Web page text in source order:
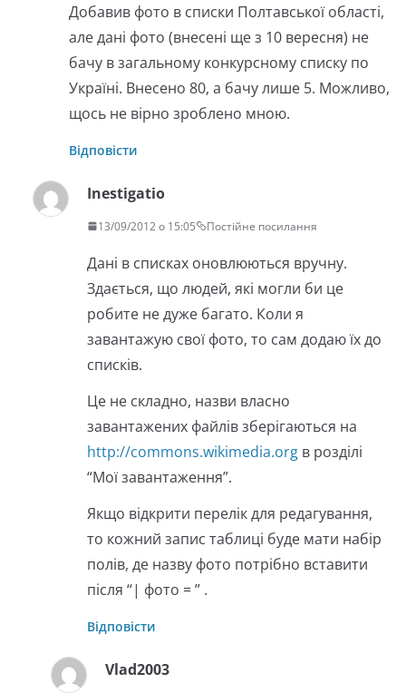
Добавив фото в списки Полтавської області,
але дані фото (внесені ще з 10 вересня) не
бачу в загальному конкурсному списку по
Україні. Внесено 80, а бачу лише 5. Можливо,
щось не вірно зроблено мною.
Відповісти
Inestigatio
13/09/2012 о 15:05 Постійне посилання
Дані в списках оновлюються вручну.
Здається, що людей, які могли би це
робите не дуже багато. Коли я
завантажую свої фото, то сам додаю їх до
списків.
Це не складно, назви власно
завантажених файлів зберігаються на
http://commons.wikimedia.org в розділі
“Мої завантаження”.
Якщо відкрити перелік для редагування,
то кожний запис таблиці буде мати набір
полів, де назву фото потрібно вставити
після “| фото = ” .
Відповісти
Vlad2003